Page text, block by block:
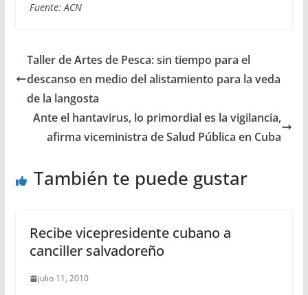
Fuente: ACN
Taller de Artes de Pesca: sin tiempo para el
descanso en medio del alistamiento para la veda
de la langosta
Ante el hantavirus, lo primordial es la vigilancia,
afirma viceministra de Salud Pública en Cuba
También te puede gustar
Recibe vicepresidente cubano a
canciller salvadoreño
julio 11, 2010